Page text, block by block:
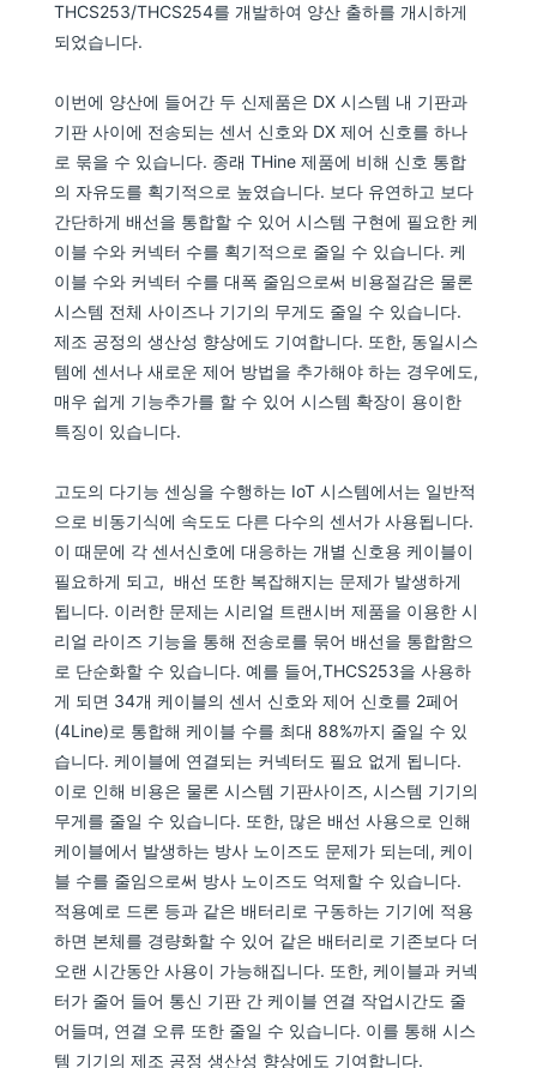
THCS253/THCS254를 개발하여 양산 출하를 개시하게
되었습니다.
이번에 양산에 들어간 두 신제품은 DX 시스템 내 기판과
기판 사이에 전송되는 센서 신호와 DX 제어 신호를 하나
로 묶을 수 있습니다. 종래 THine 제품에 비해 신호 통합
의 자유도를 획기적으로 높였습니다. 보다 유연하고 보다
간단하게 배선을 통합할 수 있어 시스템 구현에 필요한 케
이블 수와 커넥터 수를 획기적으로 줄일 수 있습니다. 케
이블 수와 커넥터 수를 대폭 줄임으로써 비용절감은 물론
시스템 전체 사이즈나 기기의 무게도 줄일 수 있습니다.
제조 공정의 생산성 향상에도 기여합니다. 또한, 동일시스
템에 센서나 새로운 제어 방법을 추가해야 하는 경우에도,
매우 쉽게 기능추가를 할 수 있어 시스템 확장이 용이한
특징이 있습니다.
고도의 다기능 센싱을 수행하는 IoT 시스템에서는 일반적
으로 비동기식에 속도도 다른 다수의 센서가 사용됩니다.
이 때문에 각 센서신호에 대응하는 개별 신호용 케이블이
필요하게 되고, 배선 또한 복잡해지는 문제가 발생하게
됩니다. 이러한 문제는 시리얼 트랜시버 제품을 이용한 시
리얼 라이즈 기능을 통해 전송로를 묶어 배선을 통합함으
로 단순화할 수 있습니다. 예를 들어,THCS253을 사용하
게 되면 34개 케이블의 센서 신호와 제어 신호를 2페어
(4Line)로 통합해 케이블 수를 최대 88%까지 줄일 수 있
습니다. 케이블에 연결되는 커넥터도 필요 없게 됩니다.
이로 인해 비용은 물론 시스템 기판사이즈, 시스템 기기의
무게를 줄일 수 있습니다. 또한, 많은 배선 사용으로 인해
케이블에서 발생하는 방사 노이즈도 문제가 되는데, 케이
블 수를 줄임으로써 방사 노이즈도 억제할 수 있습니다.
적용예로 드론 등과 같은 배터리로 구동하는 기기에 적용
하면 본체를 경량화할 수 있어 같은 배터리로 기존보다 더
오랜 시간동안 사용이 가능해집니다. 또한, 케이블과 커넥
터가 줄어 들어 통신 기판 간 케이블 연결 작업시간도 줄
어들며, 연결 오류 또한 줄일 수 있습니다. 이를 통해 시스
템 기기의 제조 공정 생산성 향상에도 기여합니다.